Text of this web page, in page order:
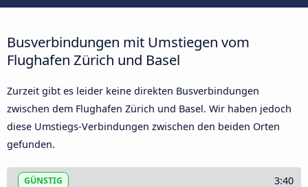
Busverbindungen mit Umstiegen vom
Flughafen Zürich und Basel
Zurzeit gibt es leider keine direkten Busverbindungen
zwischen dem Flughafen Zürich und Basel. Wir haben jedoch
diese Umstiegs-Verbindungen zwischen den beiden Orten
gefunden.
GÜNSTIG 3:40